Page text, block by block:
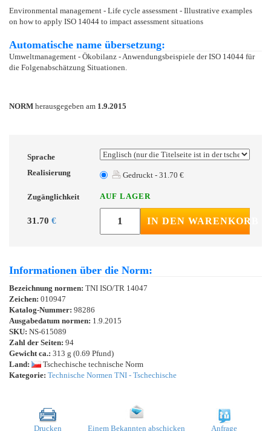
Environmental management - Life cycle assessment - Illustrative examples
on how to apply ISO 14044 to impact assessment situations
Automatische name übersetzung:
Umweltmanagement - Ökobilanz - Anwendungsbeispiele der ISO 14044 für
die Folgenabschätzung Situationen.
NORM herausgegeben am 1.9.2015
Sprache
Realisierung
Gedruckt - 31.70 €
Zugänglichkeit AUF LAGER
31.70 € IN DEN WARENKORB
Informationen über die Norm:
Bezeichnung normen: TNI ISO/TR 14047
Zeichen: 010947
Katalog-Nummer: 98286
Ausgabedatum normen: 1.9.2015
SKU: NS-615089
Zahl der Seiten: 94
Gewicht ca.: 313 g (0.69 Pfund)
Land:
Tschechische technische Norm
Kategorie: Technische Normen TNI - Tschechische
Drucken Einem Bekannten abschicken Anfrage